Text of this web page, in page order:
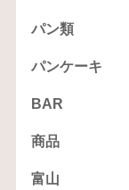
パン類
パンケーキ
BAR
商品
富山